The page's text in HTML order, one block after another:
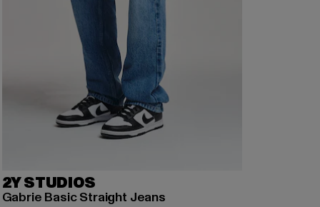
2Y STUDIOS
Gabrie Basic Straight Jeans